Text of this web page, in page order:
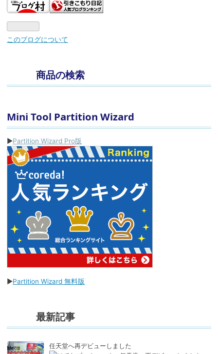
このブログについて
商品の検索
Mini Tool Partition Wizard
▶Partition Wizard Pro版
▶Partition Wizard 無料版
最新記事
任天堂へ再デビューしました